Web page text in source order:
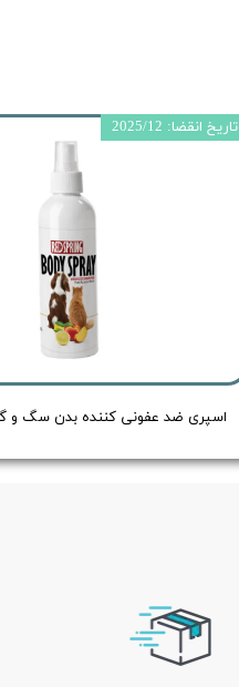
تاریخ انقضا: 2025/12